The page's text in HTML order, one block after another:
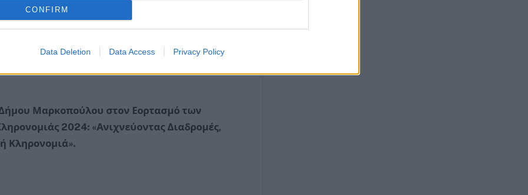
CONFIRM
Data Deletion Data Access Privacy Policy
αντιτίμου στα Τμήματα Μουσικής
Μαρκοπούλου στον Εορτασμό των
2024: «Ανιχνεύοντας Διαδρομές,
Κληρονομιά».